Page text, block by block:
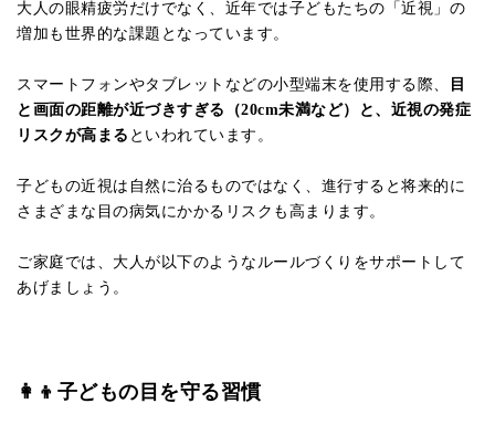
大人の眼精疲労だけでなく、近年では子どもたちの「近視」の
増加も世界的な課題となっています。
スマートフォンやタブレットなどの小型端末を使用する際、
目
と画面の距離が近づきすぎる（20cm未満など）と、近視の発症
リスクが高まる といわれています。
子どもの近視は自然に治るものではなく、進行すると将来的に
さまざまな目の病気にかかるリスクも高まります。
ご家庭では、大人が以下のようなルールづくりをサポートして
あげましょう。
👩‍👦子どもの目を守る習慣